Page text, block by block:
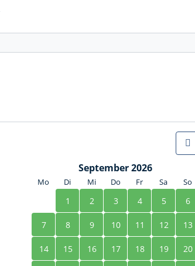
September 2026
Mo Di Mi Do Fr Sa So
1 2 3 4 5 6
7 8 9 10 11 12 13
14 15 16 17 18 19 20